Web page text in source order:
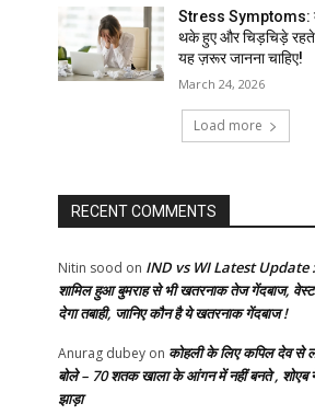
Stress Symptoms:
थके हुए और चिड़चिड़े
यह ज़रूर जानना चाहिए!
March 24, 2026
Load more
RECENT COMMENTS
Nitin sood on IND vs WI Latest Update :
शामिल हुआ बुमराह से भी खतरनाक तेज गेंदबाज,
देगा तबाही, जानिए कौन है ये खतरनाक गेंदबाज !
Anurag dubey on कोहली के लिए कपिल देव से
बोले – 70 शतक खाला के आंगन में नहीं बनते , शोएब
झाड़ा